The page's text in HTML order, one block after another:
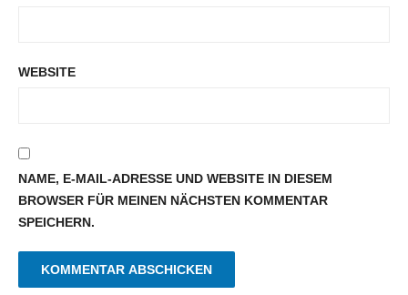
WEBSITE
NAME, E-MAIL-ADRESSE UND WEBSITE IN DIESEM
BROWSER FÜR MEINEN NÄCHSTEN KOMMENTAR
SPEICHERN.